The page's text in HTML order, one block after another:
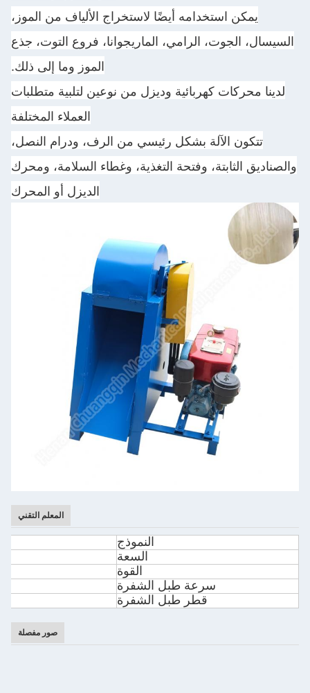
يمكن استخدامه أيضًا لاستخراج الألياف من الموز،
السيسال، الجوت، الرامي، الماريجوانا، فروع التوت، جذع
الموز وما إلى ذلك.
لدينا محركات كهربائية وديزل من نوعين لتلبية متطلبات
العملاء المختلفة
تتكون الآلة بشكل رئيسي من الرف، ودرام النصل،
والصناديق الثابتة، وفتحة التغذية، وغطاء السلامة، ومحرك
الديزل أو المحرك
المعلم التقني
النموذج
السعة
القوة
سرعة طبل الشفرة
قطر طبل الشفرة
صور مفصلة